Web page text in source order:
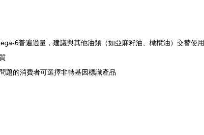
6普遍過量，建議與其他油類（如亞麻籽油、橄欖油）交替使用
題的消費者可選擇非轉基因標識產品